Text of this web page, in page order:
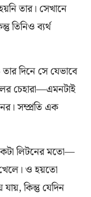
তার। সেখানে
তিনিও ব্যর্থ
দিনে সে যেভাবে
চেহারা—এমনটাই
সম্প্রতি এক
লিটনের মতো—
খেলে। ও হয়তো
কিন্তু যেদিন